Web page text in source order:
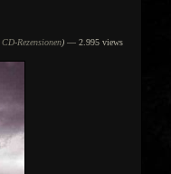
CD-Rezensionen)— 2.995 views